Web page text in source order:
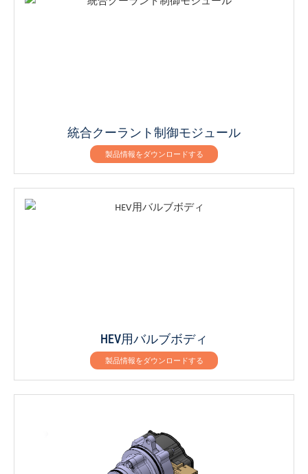
統合クーラント制御モジュール
製品情報をダウンロードする
HEV用バルブボディ
製品情報をダウンロードする